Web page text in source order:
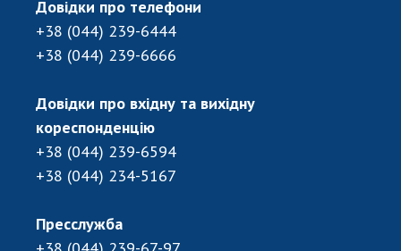
ДІЯЛЬНІСТЬ
Засідання Президії НАН України
Сесії Загальних зборів НАН України
Річні звіти НАН України
Річні фінансові звіти НАН України
Наукові публікації та видавнича діяльність
трансфер технологій в наукових установах
Наукові об'єкти, що становлять національне
Довідки про телефони
+38 (044) 239-6444
+38 (044) 239-6666
Довідки про вхідну та вихідну
кореспонденцію
+38 (044) 239-6594
+38 (044) 234-5167
Пресслужба